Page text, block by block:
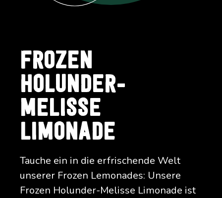
FROZEN
HOLUNDER-
MELISSE
LIMONADE
Tauche ein in die erfrischende Welt
unserer Frozen Lemonades: Unsere
Frozen Holunder-Melisse Limonade ist